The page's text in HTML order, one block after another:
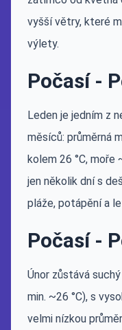
vyšší větry, které
výlety.
Počasí -
Leden je jedním z
měsíců: průměrná
kolem 26 °C, moře
jen několik dní s
pláže, potápění a
Počasí -
Únor zůstává
min. ~26 °C), s
velmi nízkou